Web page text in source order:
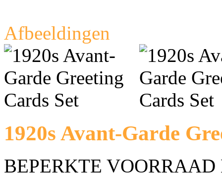
Afbeeldingen
1920s Avant-Garde
BEPERKTE